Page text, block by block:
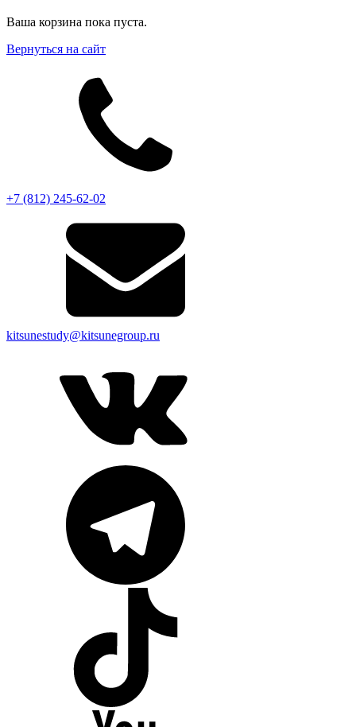
Ваша корзина пока пуста.
Вернуться на сайт
+7 (812) 245-62-02
kitsunestudy@kitsunegroup.ru